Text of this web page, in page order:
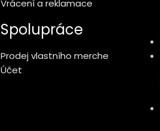
Vrácení a reklamace
Spolupráce
Prodej vlastního merche
Účet